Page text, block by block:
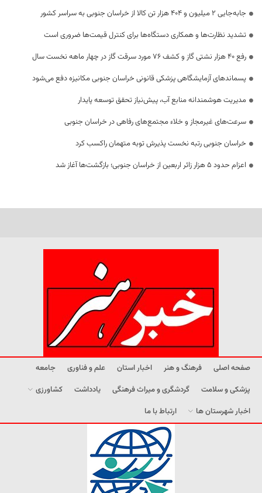
جابه‌جایی 2 میلیون و 404 هزار تن کالا از خراسان جنوبی به سراسر کشور
تشدید نظارت‌ها و همکاری دستگاه‌ها برای کنترل قیمت‌ها ضروری است
رفع 40 هزار نشتی گاز و کشف 76 مورد سرقت گاز در چهار ماهه نخست سال
پسماندهای آزمایشگاهی پزشکی قانونی خراسان جنوبی مکانیزه دفع می‌شود
مدیریت هوشمندانه منابع آب، پیش‌نیاز تحقق توسعه پایدار
سرعت‌های غیرمجاز و خلاء مجتمع‌های رفاهی در خراسان جنوبی
خراسان جنوبی رتبه نخست پذیرش توبه متهمان راکسب کرد
اعزام حدود 5 هزار زائر اربعین از خراسان جنوبی؛ بازگشت‌ها آغاز شد
صفحه اصلی فرهنگ و هنر اخبار استان علم و فناوری
جامعه
پزشکی و سلامت
گردشگری و میراث فرهنگی یادداشت
کشاورزی
اخبار شهرستان ها
ارتباط با ما